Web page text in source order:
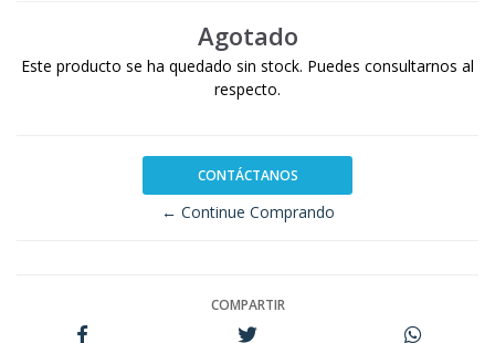
Agotado
Este producto se ha quedado sin stock. Puedes consultarnos al
respecto.
CONTÁCTANOS
← Continue Comprando
COMPARTIR